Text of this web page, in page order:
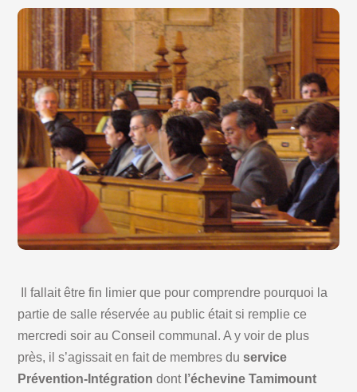
Il fallait être fin limier que pour comprendre pourquoi la
partie de salle réservée au public était si remplie ce
mercredi soir au Conseil communal. A y voir de plus
près, il s’agissait en fait de membres duservice
Prévention-Intégration dont l’échevine Tamimount